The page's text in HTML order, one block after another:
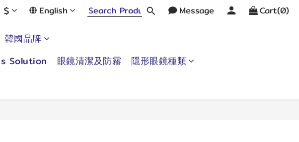
$ English Message Cart(0)
韓國品牌
Solution 眼鏡清潔及防霧
隱形眼鏡種類